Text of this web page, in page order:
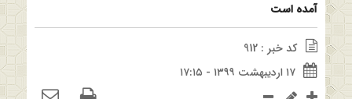
آمده است
کد خبر : 912
۱۷ اردیبهشت ۱۳۹۹ - ۱۷:۱۵